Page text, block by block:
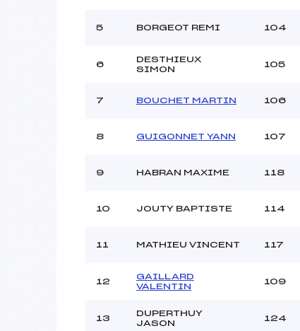
5 BORGEOT REMI 104
6
DESTHIEUX
SIMON
105
7 BOUCHET MARTIN 106
8 GUIGONNET YANN 107
9 HABRAN MAXIME 118
10 JOUTY BAPTISTE 114
11 MATHIEU VINCENT 117
12
GAILLARD
VALENTIN
109
13
DUPERTHUY
JASON
124